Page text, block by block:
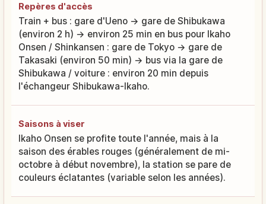
Repères d'accès
Train + bus : gare d'Ueno → gare de Shibukawa
(environ 2 h) → environ 25 min en bus pour Ikaho
Onsen / Shinkansen : gare de Tokyo → gare de
Takasaki (environ 50 min) → bus via la gare de
Shibukawa / voiture : environ 20 min depuis
l'échangeur Shibukawa-Ikaho.
Saisons à viser
Ikaho Onsen se profite toute l'année, mais à la
saison des érables rouges (généralement de mi-
octobre à début novembre), la station se pare de
couleurs éclatantes (variable selon les années).